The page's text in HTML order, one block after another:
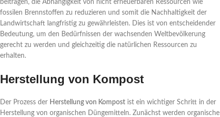
beitragen, die Abhängigkeit von nicht erneuerbaren Ressourcen wie
fossilen Brennstoffen zu reduzieren und somit die Nachhaltigkeit der
Landwirtschaft langfristig zu gewährleisten. Dies ist von entscheidender
Bedeutung, um den Bedürfnissen der wachsenden Weltbevölkerung
gerecht zu werden und gleichzeitig die natürlichen Ressourcen zu
erhalten.
Herstellung von Kompost
Der Prozess der Herstellung von Kompost ist ein wichtiger Schritt in der
Herstellung von organischen Düngemitteln. Zunächst werden organische